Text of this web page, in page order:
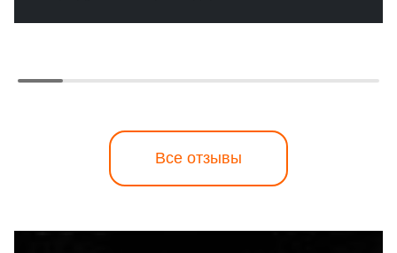
Все отзывы